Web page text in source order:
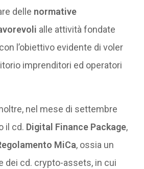
delle normative
alle attività fondate
l’obiettivo evidente di voler
imprenditori ed operatori
nel mese di settembre
il cd. Digital Finance Package,
MiCa, ossia un
dei cd. crypto-assets, in cui